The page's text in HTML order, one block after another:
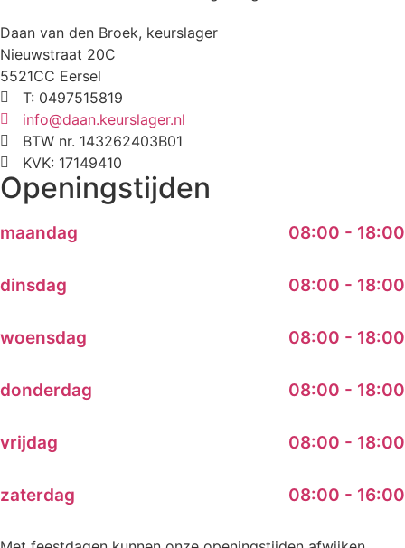
Daan van den Broek, keurslager
Nieuwstraat 20C
5521CC Eersel
T: 0497515819
info@daan.keurslager.nl
BTW nr. 143262403B01
KVK: 17149410
Openingstijden
maandag 08:00 - 18:00
dinsdag 08:00 - 18:00
woensdag 08:00 - 18:00
donderdag 08:00 - 18:00
vrijdag 08:00 - 18:00
zaterdag 08:00 - 16:00